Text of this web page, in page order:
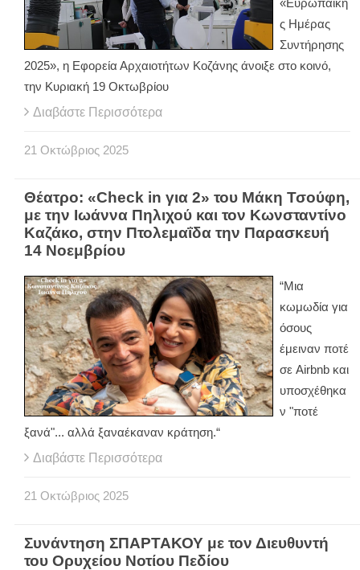
«Ευρωπαϊκή
ς Ημέρας
Συντήρησης
2025», η Εφορεία Αρχαιοτήτων Κοζάνης άνοιξε στο κοινό,
την Κυριακή 19 Οκτωβρίου
Διαβάστε Περισσότερα
21 Οκτώβριος 2025
Θέατρο: «Check in για 2» του Μάκη Τσούφη,
με την Ιωάννα Πηλιχού και τον Κωνσταντίνο
Καζάκο, στην Πτολεμαΐδα την Παρασκευή
14 Νοεμβρίου
“Μια
κωμωδία για
όσους
έμειναν ποτέ
σε Airbnb και
υποσχέθηκα
ν "ποτέ
ξανά"... αλλά ξαναέκαναν κράτηση.“
Διαβάστε Περισσότερα
21 Οκτώβριος 2025
Συνάντηση ΣΠΑΡΤΑΚΟΥ με τον Διευθυντή
του Ορυχείου Νοτίου Πεδίου